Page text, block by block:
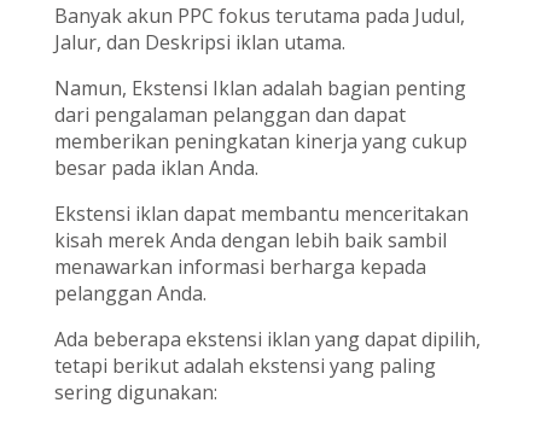
Banyak akun PPC fokus terutama pada Judul,
Jalur, dan Deskripsi iklan utama.
Namun, Ekstensi Iklan adalah bagian penting
dari pengalaman pelanggan dan dapat
memberikan peningkatan kinerja yang cukup
besar pada iklan Anda.
Ekstensi iklan dapat membantu menceritakan
kisah merek Anda dengan lebih baik sambil
menawarkan informasi berharga kepada
pelanggan Anda.
Ada beberapa ekstensi iklan yang dapat dipilih,
tetapi berikut adalah ekstensi yang paling
sering digunakan: